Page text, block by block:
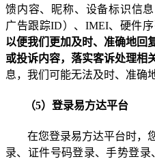
馈内容、昵称、 设备标识信
广告跟踪ID） 、 IMEI、硬件
以便我们更加及时、准确地回
或投诉内容，落实客诉处理相
息，我们可能无法及时、准确
（5）登录易方达平台
在您登录易方达平台时，
录、证件号码登录、手势登录